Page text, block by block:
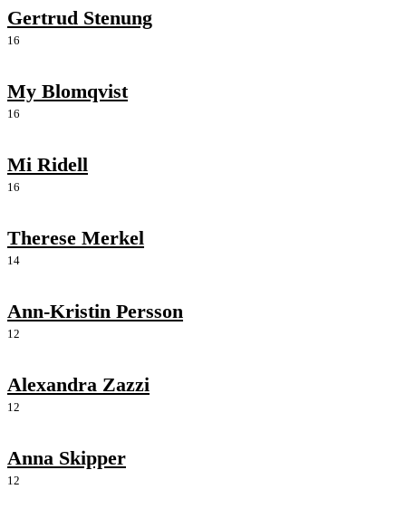
Gertrud Stenung
16
My Blomqvist
16
Mi Ridell
16
Therese Merkel
14
Ann-Kristin Persson
12
Alexandra Zazzi
12
Anna Skipper
12